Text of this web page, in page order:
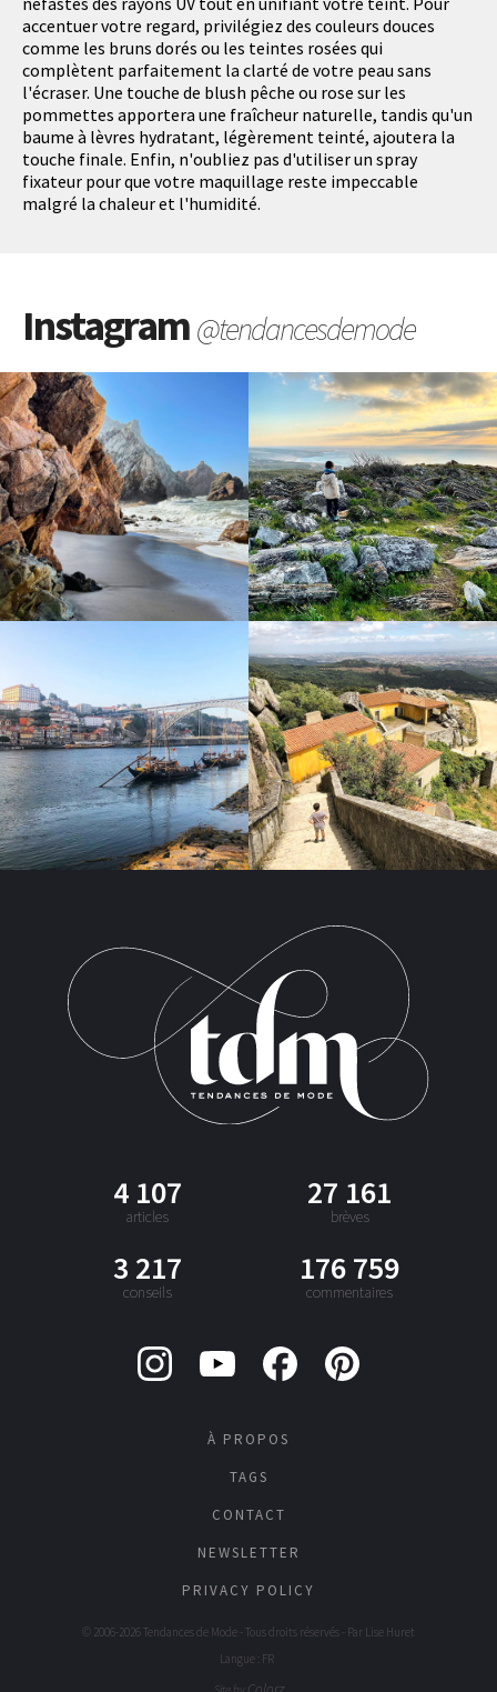
accentuer votre regard, privilégiez des couleurs douces
comme les bruns dorés ou les teintes rosées qui
complètent parfaitement la clarté de votre peau sans
l'écraser. Une touche de blush pêche ou rose sur les
pommettes apportera une fraîcheur naturelle, tandis qu'un
baume à lèvres hydratant, légèrement teinté, ajoutera la
touche finale. Enfin, n'oubliez pas d'utiliser un spray
fixateur pour que votre maquillage reste impeccable
malgré la chaleur et l'humidité.
Instagram@tendancesdemode
4 107
articles
27 161
brèves
3 217
conseils
176 759
commentaires
À PROPOS
TAGS
CONTACT
NEWSLETTER
PRIVACY POLICY
© 2006-2026 Tendances de Mode - Tous droits réservés - Par Lise Huret
Langue : FR